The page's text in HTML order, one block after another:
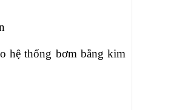
hệ thống bơm bằng kim